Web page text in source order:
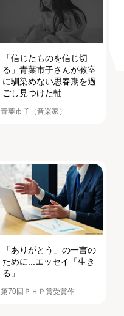
「信じたものを信じ切
る」青葉市子さんが教室
に馴染めない思春期を過
ごし見つけた軸
青葉市子（音楽家）
「ありがとう」の一言の
ために...エッセイ「生き
る」
第70回ＰＨＰ賞受賞作